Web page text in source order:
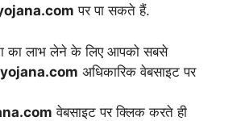
पर पा सकते हैं.
का लाभ लेने के लिए आपको सबसे
अधिकारिक वेबसाइट पर
वेबसाइट पर क्लिक करते ही